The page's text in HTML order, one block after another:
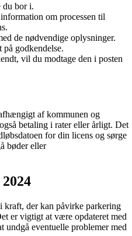
du bor i.
om processen til
de nødvendige oplysninger.
på godkendelse.
vil du modtage den i posten
af kommunen og
betaling i rater eller årligt. Det
for din licens og sørge
bøder eller
kraft, der kan påvirke parkering
er vigtigt at være opdateret med
undgå eventuelle problemer med